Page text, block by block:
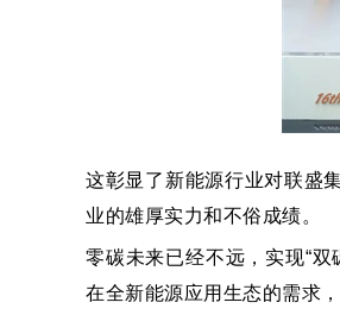
这彰显了新能源行业对联盛
业的雄厚实力和不俗成绩。
零碳未来已经不远，实现“
在全新能源应用生态的需求